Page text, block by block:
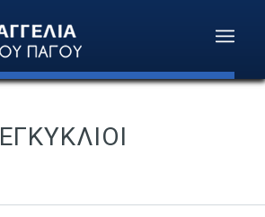
ΕΓΚΎΚΛΙΟΙ